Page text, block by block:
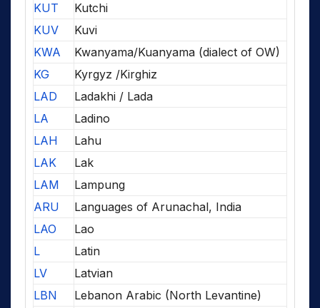
KUT
Kutchi
KUV
Kuvi
KWA
Kwanyama/Kuanyama (dialect of OW)
KG
Kyrgyz /Kirghiz
LAD
Ladakhi / Lada
LA
Ladino
LAH
Lahu
LAK
Lak
LAM
Lampung
ARU
Languages of Arunachal, India
LAO
Lao
L
Latin
LV
Latvian
LBN
Lebanon Arabic (North Levantine)